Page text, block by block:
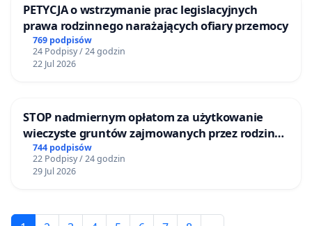
PETYCJA o wstrzymanie prac legislacyjnych
prawa rodzinnego narażających ofiary przemocy
769 podpisów
24 Podpisy / 24 godzin
22 Jul 2026
STOP nadmiernym opłatom za użytkowanie
wieczyste gruntów zajmowanych przez rodzinne
ogrody działkowe.
744 podpisów
22 Podpisy / 24 godzin
29 Jul 2026